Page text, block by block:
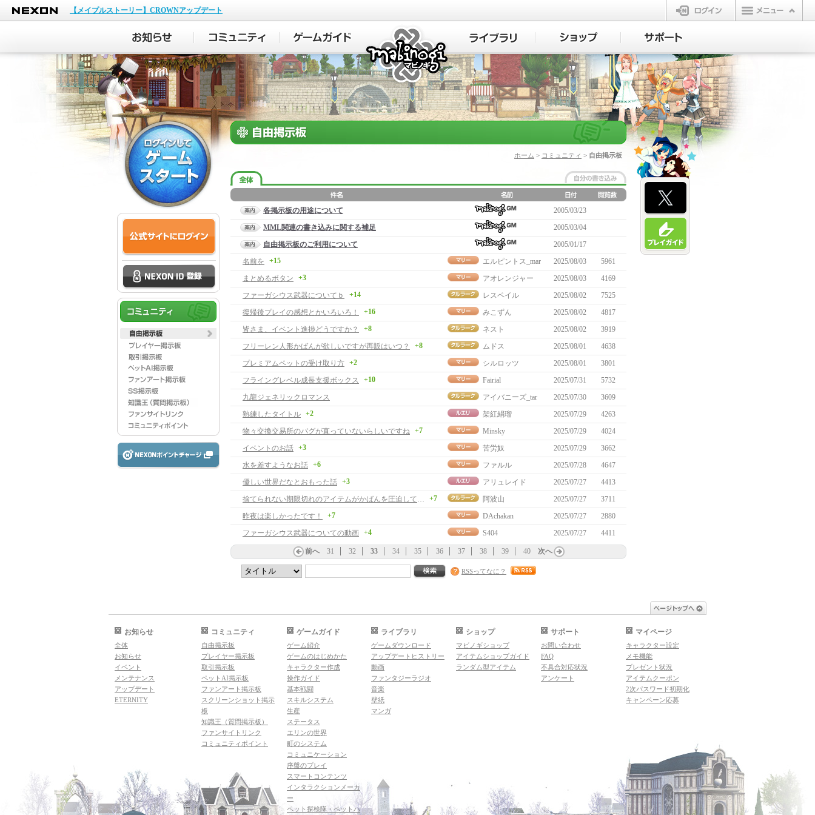
NEXON
【メイプルストーリー】CROWNアップデート
ログイン
マビノギ
ホーム > コミュニティ > 自由掲示板
各掲示板の用途について
2005/03/23
MML関連の書き込みに関する補足
2005/03/04
自由掲示板のご利用について
2005/01/17
名前を
+15 エルピントス_mar 2025/08/03
5961
まとめるボタン
+3 アオレンジャー 2025/08/03
4169
ファーガシウス武器についてｂ
+14 レスペイル 2025/08/02
7525
復帰後プレイの感想とかいろいろ！
+16 みこずん 2025/08/02
4817
皆さま、イベント進捗どうですか？
+8 ネスト 2025/08/02
3919
フリーレン人形かばんが欲しいですが再販はいつ？
+8 ムドス 2025/08/01
4638
プレミアムペットの受け取り方 +2 シルロッツ 2025/08/01
3801
フライングレベル成長支援ボックス
+10 Fairial 2025/07/31
5732
九龍ジェネリックロマンス
アイバニーズ_tar 2025/07/30
3609
熟練したタイトル +2 架紅絹瑠 2025/07/29
4263
物々交換交易所のバグが直っていないらしいですね +7 Minsky 2025/07/29
4024
イベントのお話 +3 苦労奴 2025/07/29
3662
水を差すようなお話 +6 ファルル 2025/07/28
4647
優しい世界だなとおもった話 +3 アリュレイド 2025/07/27
4413
捨てられない期限切れのアイテムがかばんを圧迫してます
+7 阿波山 2025/07/27
3711
昨夜は楽しかったです！
+7 DAchakan 2025/07/27
2880
ファーガシウス武器についての動画 +4 S404 2025/07/27 4411
前へ 31 32 33 34 35 36 37 38 39 40 次へ
RSSってなに？
お知らせ
全体
お知らせ
イベント
メンテナンス
アップデート
ETERNITY
コミュニティ
自由掲示板
プレイヤー掲示板
取引掲示板
ペットAI掲示板
ファンアート掲示板
スクリーンショット掲示
板
知識王（質問掲示板）
ファンサイトリンク
コミュニティポイント
ゲームガイド
ゲーム紹介
ゲームのはじめかた
キャラクター作成
操作ガイド
基本戦闘
スキルシステム
生産
ステータス
エリンの世界
町のシステム
コミュニケーション
序盤のプレイ
スマートコンテンツ
インタラクションメーカ
ー
ペット探検隊・ペットハ
ライブラリ
ゲームダウンロード
アップデートヒストリー
動画
ファンタジーラジオ
音楽
壁紙
マンガ
ショップ
マビノギショップ
アイテムショップガイド
ランダム型アイテム
サポート
お問い合わせ
FAQ
不具合対応状況
アンケート
マイページ
キャラクター設定
メモ機能
プレゼント状況
アイテムクーポン
2次パスワード初期化
キャンペーン応募